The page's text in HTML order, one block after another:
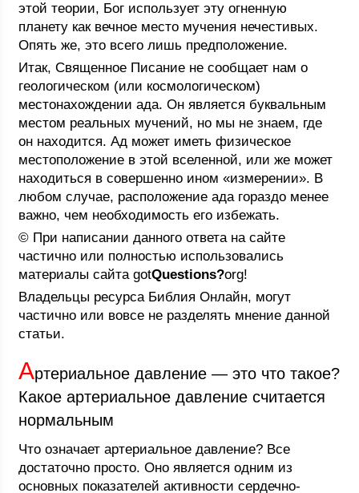
этой теории, Бог использует эту огненную
планету как вечное место мучения нечестивых.
Опять же, это всего лишь предположение.
Итак, Священное Писание не сообщает нам о
геологическом (или космологическом)
местонахождении ада. Он является буквальным
местом реальных мучений, но мы не знаем, где
он находится. Ад может иметь физическое
местоположение в этой вселенной, или же может
находиться в совершенно ином «измерении». В
любом случае, расположение ада гораздо менее
важно, чем необходимость его избежать.
© При написании данного ответа на сайте
частично или полностью использовались
материалы сайта gotQuestions?org!
Владельцы ресурса Библия Онлайн, могут
частично или вовсе не разделять мнение данной
статьи.
Артериальное давление — это что такое?
Какое артериальное давление считается
нормальным
Что означает артериальное давление? Все
достаточно просто. Оно является одним из
основных показателей активности сердечно-